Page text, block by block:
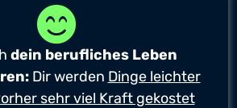
dein berufliches Leben
Dir werden Dinge leichter
sehr viel Kraft gekostet